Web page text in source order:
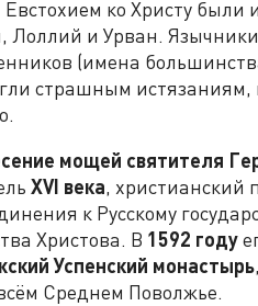
ко Христу были
Лоллий и Урван.
(имена
страшным истязаниям,
мощей святителя
XVI века, христианский
к Русскому
Христова. В 1592 году
Успенский монастырь
Среднем Поволжье.